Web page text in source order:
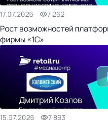
17.07.2026 7 262
Рост возможностей
фирмы «1С»
15.07.2026 7 893